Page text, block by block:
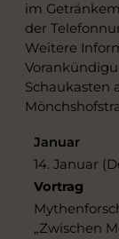
im
der
Weitere
Schaukasten
Januar
14. Januar
Vortrag
„Zwischen